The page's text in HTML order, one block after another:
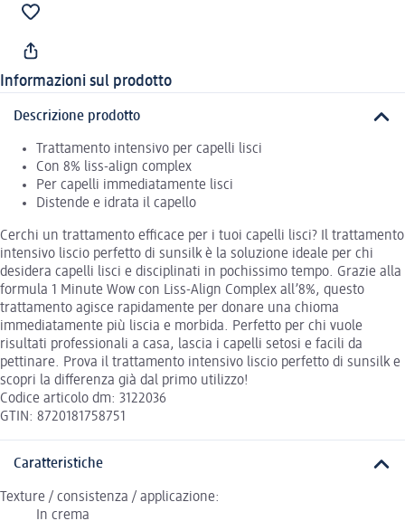
Informazioni sul prodotto
Descrizione prodotto
Trattamento intensivo per capelli lisci
Con 8% liss-align complex
Per capelli immediatamente lisci
Distende e idrata il capello
Cerchi un trattamento efficace per i tuoi capelli lisci? Il trattamento
intensivo liscio perfetto di sunsilk è la soluzione ideale per chi
desidera capelli lisci e disciplinati in pochissimo tempo. Grazie alla
formula 1 Minute Wow con Liss-Align Complex all’8%, questo
trattamento agisce rapidamente per donare una chioma
immediatamente più liscia e morbida. Perfetto per chi vuole
risultati professionali a casa, lascia i capelli setosi e facili da
pettinare. Prova il trattamento intensivo liscio perfetto di sunsilk e
scopri la differenza già dal primo utilizzo!
Codice articolo dm: 3122036
GTIN: 8720181758751
Caratteristiche
Texture / consistenza / applicazione:
In crema